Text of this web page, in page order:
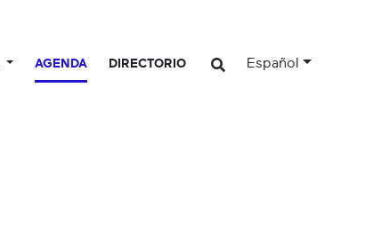
AGENDA DIRECTORIO Español